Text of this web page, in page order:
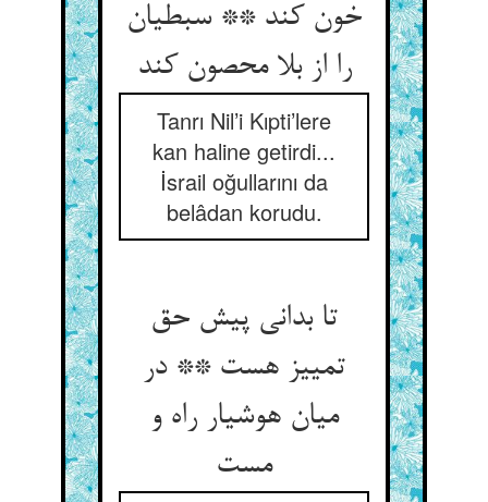
خون کند ** سبطیان
را از بلا محصون کند
Tanrı Nil’i Kıpti’lere
kan haline getirdi...
İsrail oğullarını da
belâdan korudu.
تا بدانی پیش حق
تمییز هست ** در
میان هوشیار راه و
مست